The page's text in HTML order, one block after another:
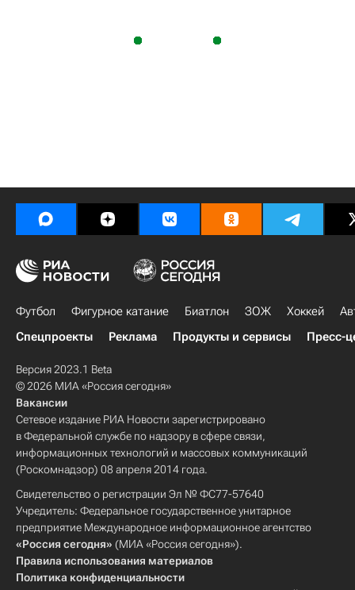
Футбол Фигурное катание Биатлон ЗОЖ Хоккей
Спецпроекты
Реклама Продукты и сервисы Пресс-
Версия 2023.1 Beta
© 2026 МИА «Россия сегодня»
Вакансии
Сетевое издание РИА Новости зарегистрировано
в Федеральной службе по надзору в сфере связи,
информационных технологий и массовых коммуникаций
(Роскомнадзор) 08 апреля 2014 года.
Свидетельство о регистрации Эл № ФС77-57640
Учредитель: Федеральное государственное унитарное
предприятие Международное информационное агентство
«Россия сегодня» (МИА «Россия сегодня»).
Правила использования материалов
Политика конфиденциальности